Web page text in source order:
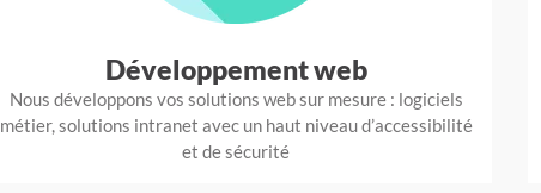
Développement web
Nous développons vos solutions web sur mesure : logiciels
métier, solutions intranet avec un haut niveau d’accessibilité
et de sécurité